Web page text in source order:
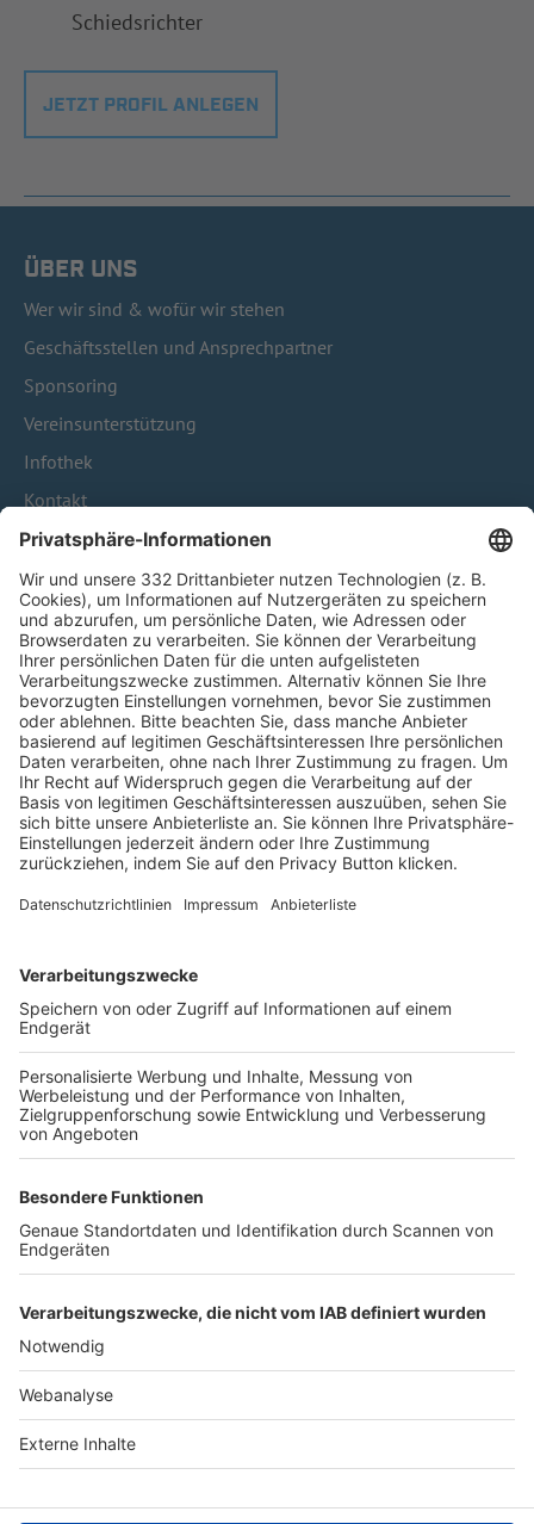
Schiedsrichter
JETZT PROFIL ANLEGEN
ÜBER UNS
Wer wir sind & wofür wir stehen
Geschäftsstellen und Ansprechpartner
Sponsoring
Vereinsunterstützung
Infothek
Kontakt
HÄUFIG BESUCHTE SEITEN
Pässe und Vereinswechsel
Trainerausbildung
Schulungsangebot Vereinsmitarbeiter
BFV-Geschäftsstellen
Trainerbörse
Login SpielPlus
FOLGE DEM BFV
TOP-VEREINE
TOP-PARTNER
Nutzungsbedingungen Datenschutz Impressum